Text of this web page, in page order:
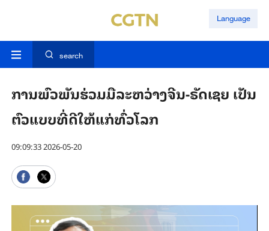
Language
search
ການພົວພັນຮ່ວມມືລະຫວ່າງຈີນ-ຣັດເຊຍ ເປັນ
ຕົວແບບທີ່ດີໃຫ້ແກ່ທົ່ວໂລກ
09:09:33 2026-05-20